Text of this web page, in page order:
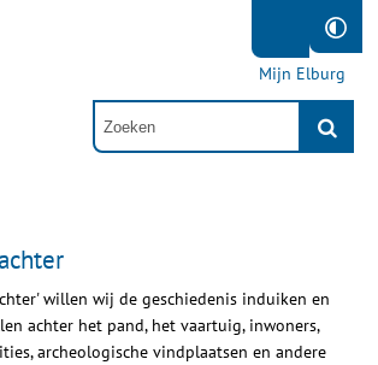
Mijn Elburg
willen wij de geschiedenis induiken en
achter het pand, het vaartuig, inwoners,
archeologische vindplaatsen en andere